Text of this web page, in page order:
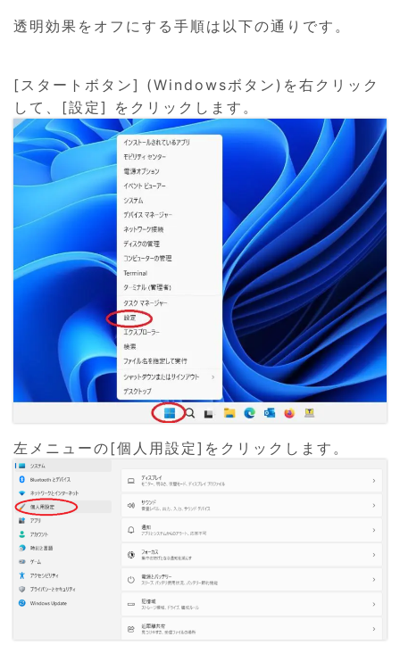
透明効果をオフにする手順は以下の通りです。
[スタートボタン] (Windowsボタン)を右クリック
して、[設定] をクリックします。
左メニューの[個人用設定]をクリックします。